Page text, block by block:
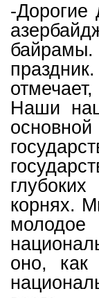
-Дорогие
Наши
корнях.
оно,